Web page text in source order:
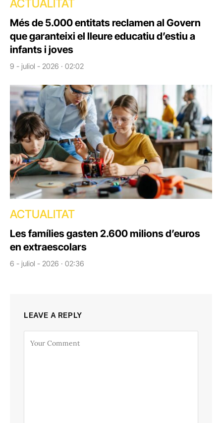
ACTUALITAT
Més de 5.000 entitats reclamen al Govern
que garanteixi el lleure educatiu d’estiu a
infants i joves
9 - juliol - 2026 · 02:02
ACTUALITAT
Les famílies gasten 2.600 milions d’euros
en extraescolars
6 - juliol - 2026 · 02:36
LEAVE A REPLY